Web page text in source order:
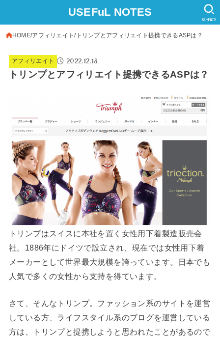
USEFuL NOTES
SEARCH
HOME アフィリエイト トリンプとアフィリエイト提携できるASPは？
アフィリエイト 2022.12.18
トリンプとアフィリエイト提携できるASPは？
トリンプはスイスに本社を置く女性用下着製造販売会
社。1886年にドイツで設立され、現在では女性用下着
メーカーとして世界最大規模を誇っています。日本でも
人気で多くの女性から支持を得ています。
さて、そんなトリンプ。ファッション系のサイトを運営
している方、ライフスタイル系のブログを運営している
方は、トリンプと提携しようと思われたことがあるので